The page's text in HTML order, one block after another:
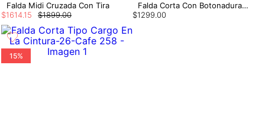
Falda Midi Cruzada Con Tira
$1899.00
$1614.15
Falda Corta Con Botonadura Frontal
$1299.00
15%